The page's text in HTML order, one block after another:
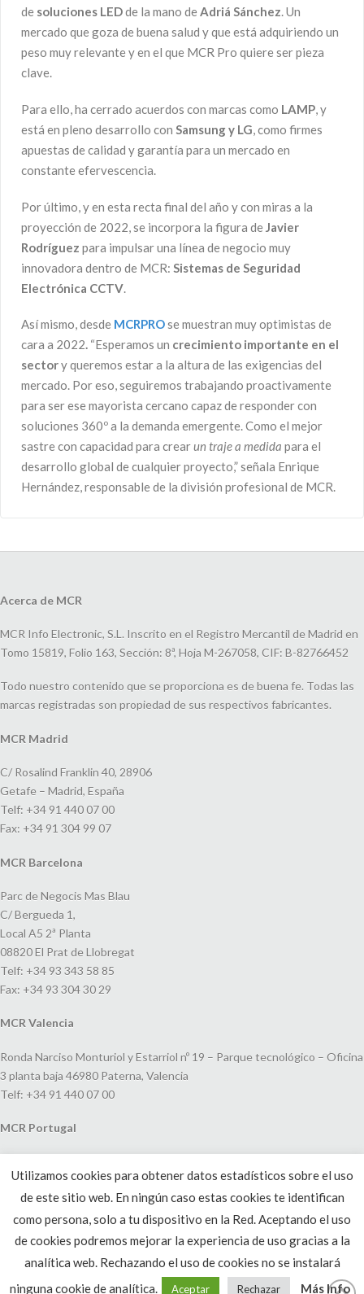
de soluciones LEDde la mano deAdriá Sánchez. Un
mercado que goza de buena salud y que está adquiriendo un
peso muy relevante y en el que MCR Pro quiere ser pieza
clave.
Para ello, ha cerrado acuerdos con marcas como LAMP, y
está en pleno desarrollo con Samsung y LG, como firmes
apuestas de calidad y garantía para un mercado en
constante efervescencia.
Por último, y en esta recta final del año y con miras a la
proyección de 2022, se incorpora la figura de Javier
Rodríguez para impulsar una línea de negocio muy
innovadora dentro de MCR: Sistemas de Seguridad
Electrónica CCTV
Así mismo, desde MCRPROse muestran muy optimistas de
cara a 2022. “Esperamos un crecimiento importante en el
sectory queremos estar a la altura de las exigencias del
mercado. Por eso, seguiremos trabajando proactivamente
para ser ese mayorista cercano capaz de responder con
soluciones 360º a la demanda emergente. Como el mejor
sastre con capacidad para crearun traje a medida para el
desarrollo global de cualquier proyecto,” señala Enrique
Hernández, responsable de la división profesional de MCR.
Acerca de MCR
MCR Info Electronic, S.L. Inscrito en el Registro Mercantil de Madrid en
Tomo 15819, Folio 163, Sección: 8ª, Hoja M-267058, CIF: B-82766452
Todo nuestro contenido que se proporciona es de buena fe. Todas las
marcas registradas son propiedad de sus respectivos fabricantes.
MCR Madrid
C/ Rosalind Franklin 40, 28906
Getafe – Madrid, España
Telf: +34 91 440 07 00
Fax: +34 91 304 99 07
MCR Barcelona
Parc de Negocis Mas Blau
C/ Bergueda 1,
Local A5 2ª Planta
08820 El Prat de Llobregat
Telf: +34 93 343 58 85
Fax: +34 93 304 30 29
MCR Valencia
Ronda Narciso Monturiol y Estarriol nº 19 – Parque tecnológico – Oficina
3 planta baja 46980 Paterna, Valencia
Telf: +34 91 440 07 00
MCR Portugal
João V, 24
1250-091 Lisboa, Portugal
Telf: +351 220 993 033
Utilizamos cookies para obtener datos estadísticos sobre el uso
de este sitio web. En ningún caso estas cookies te identifican
como persona, solo a tu dispositivo en la Red. Aceptando el uso
de cookies podremos mejorar la experiencia de uso gracias a la
analítica web. Rechazando el uso de cookies no se instalará
ninguna cookie de analítica.
Aceptar Rechazar Más Info